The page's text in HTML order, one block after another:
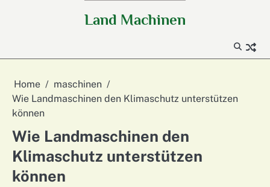
Land Machinen
Home
maschinen
Wie Landmaschinen den Klimaschutz unterstützen
können
Wie Landmaschinen den
Klimaschutz unterstützen
können